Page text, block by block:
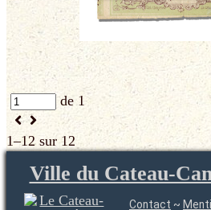
de 1
1–12 sur 12
Ville du Cateau-
Contact ~